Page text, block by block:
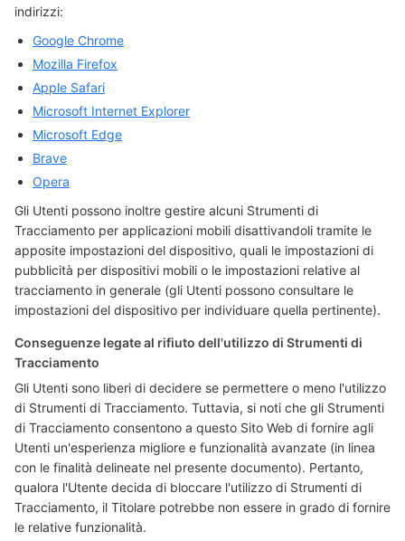
indirizzi:
Google Chrome
Mozilla Firefox
Apple Safari
Microsoft Internet Explorer
Microsoft Edge
Brave
Opera
Gli Utenti possono inoltre gestire alcuni Strumenti di
Tracciamento per applicazioni mobili disattivandoli tramite le
apposite impostazioni del dispositivo, quali le impostazioni di
pubblicità per dispositivi mobili o le impostazioni relative al
tracciamento in generale (gli Utenti possono consultare le
impostazioni del dispositivo per individuare quella pertinente).
Conseguenze legate al rifiuto dell'utilizzo di Strumenti di
Tracciamento
Gli Utenti sono liberi di decidere se permettere o meno l'utilizzo
di Strumenti di Tracciamento. Tuttavia, si noti che gli Strumenti
di Tracciamento consentono a questo Sito Web di fornire agli
Utenti un'esperienza migliore e funzionalità avanzate (in linea
con le finalità delineate nel presente documento). Pertanto,
qualora l'Utente decida di bloccare l'utilizzo di Strumenti di
Tracciamento, il Titolare potrebbe non essere in grado di fornire
le relative funzionalità.